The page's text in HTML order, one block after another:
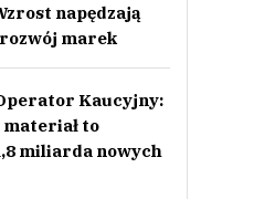
napędzają
marek
Kaucyjny:
materiał to
miliarda nowych